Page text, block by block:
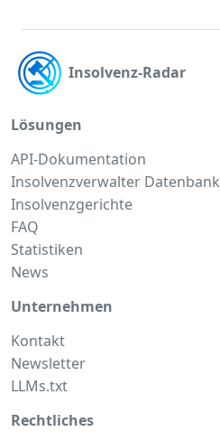
Insolvenz-Radar
Lösungen
API-Dokumentation
Insolvenzverwalter Datenbank
Insolvenzgerichte
FAQ
Statistiken
News
Unternehmen
Kontakt
Newsletter
LLMs.txt
Rechtliches